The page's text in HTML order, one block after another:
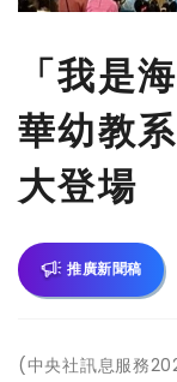
「我是
華幼教
大登場
推廣新聞稿
(中央社訊息服務